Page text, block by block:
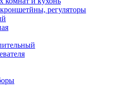
регуляторы